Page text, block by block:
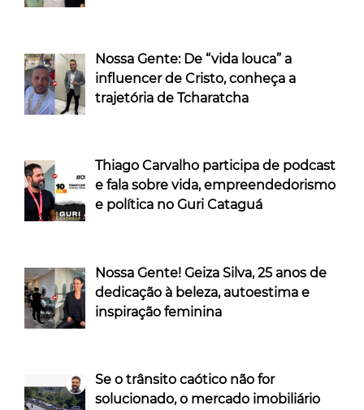
Nossa Gente: De “vida louca” a
influencer de Cristo, conheça a
trajetória de Tcharatcha
Thiago Carvalho participa de podcast
e fala sobre vida, empreendedorismo
e política no Guri Cataguá
Nossa Gente! Geiza Silva, 25 anos de
dedicação à beleza, autoestima e
inspiração feminina
Se o trânsito caótico não for
solucionado, o mercado imobiliário